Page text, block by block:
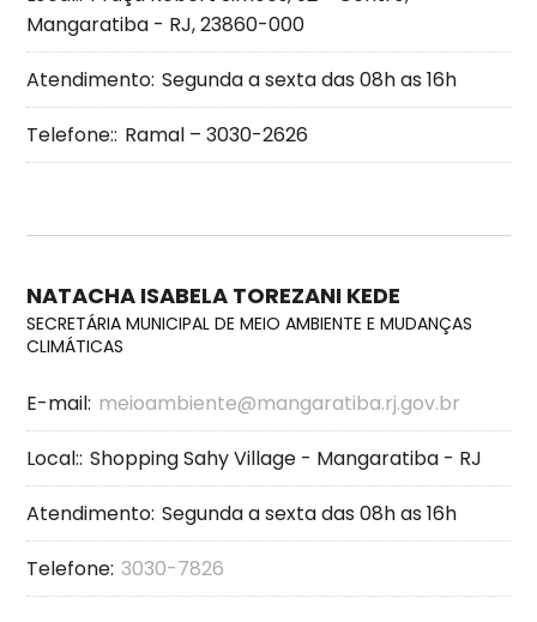
Mangaratiba - RJ, 23860-000
Atendimento: Segunda a sexta das 08h as 16h
Telefone:: Ramal – 3030-2626
NATACHA ISABELA TOREZANI KEDE
SECRETÁRIA MUNICIPAL DE MEIO AMBIENTE E MUDANÇAS
CLIMÁTICAS
E-mail: meioambiente@mangaratiba.rj.gov.br
Local:: Shopping Sahy Village - Mangaratiba - RJ
Atendimento: Segunda a sexta das 08h as 16h
Telefone: 3030-7826